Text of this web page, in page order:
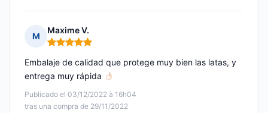
M
Maxime V.
Nota: 5 de 5
Publicado el 03/12/2022 à 16h04
tras una compra de 29/11/2022
Embalaje de calidad que protege muy bien las latas, y
entrega muy rápida